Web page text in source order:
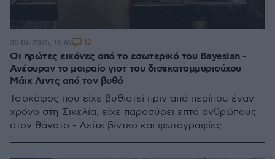
Οι πρώτες εικόνες από το εσωτερικό του Bayesian -
Ανέσυραν το μοιραίο γιοτ του δισεκατομμυριούχου
Μάικ Λιντς από τον βυθό
Το σκάφος που είχε βυθιστεί πριν από περίπου έναν
χρόνο στη Σικελία, είχε παρασύρει επτά ανθρώπους
στον θάνατο - Δείτε βίντεο και φωτογραφίες
30.06.2025, 16:49 12